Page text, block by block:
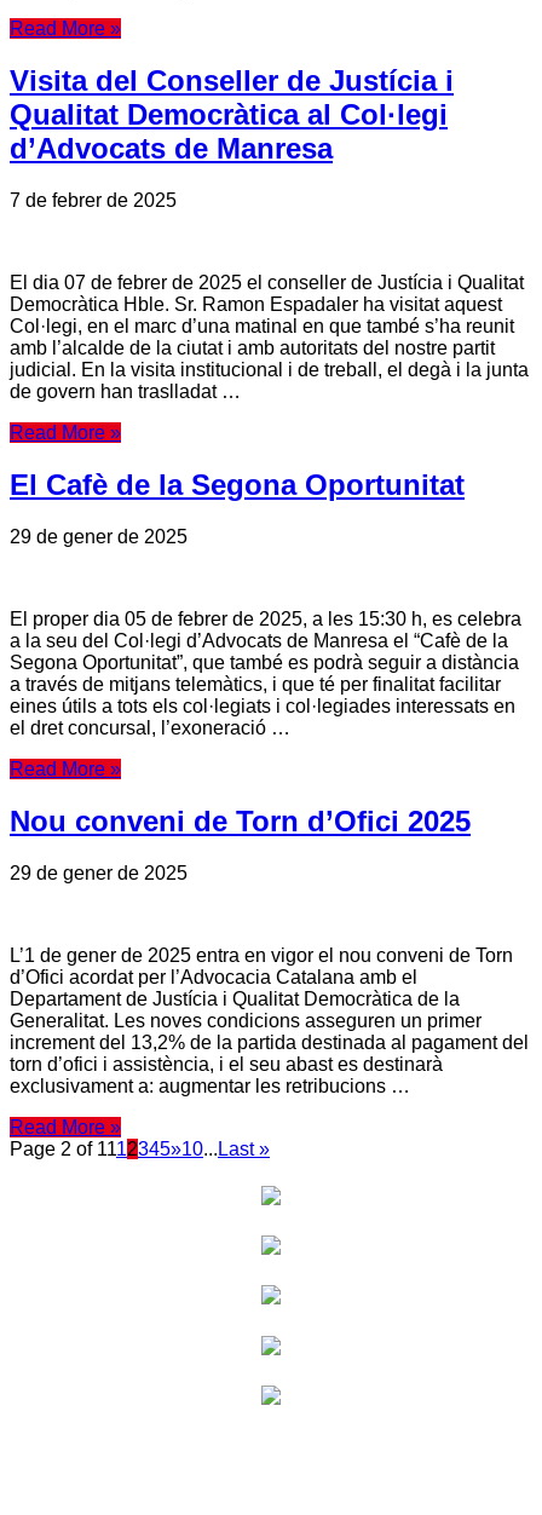
Read More »
Visita del Conseller de Justícia i
Qualitat Democràtica al Col·legi
d’Advocats de Manresa
7 de febrer de 2025
El dia 07 de febrer de 2025 el conseller de Justícia i Qualitat
Democràtica Hble. Sr. Ramon Espadaler ha visitat aquest
Col·legi, en el marc d’una matinal en que també s’ha reunit
amb l’alcalde de la ciutat i amb autoritats del nostre partit
judicial. En la visita institucional i de treball, el degà i la junta
de govern han traslladat …
Read More »
El Cafè de la Segona Oportunitat
29 de gener de 2025
El proper dia 05 de febrer de 2025, a les 15:30 h, es celebra
a la seu del Col·legi d’Advocats de Manresa el “Cafè de la
Segona Oportunitat”, que també es podrà seguir a distància
a través de mitjans telemàtics, i que té per finalitat facilitar
eines útils a tots els col·legiats i col·legiades interessats en
el dret concursal, l’exoneració …
Read More »
Nou conveni de Torn d’Ofici 2025
29 de gener de 2025
L’1 de gener de 2025 entra en vigor el nou conveni de Torn
d’Ofici acordat per l’Advocacia Catalana amb el
Departament de Justícia i Qualitat Democràtica de la
Generalitat. Les noves condicions asseguren un primer
increment del 13,2% de la partida destinada al pagament del
torn d’ofici i assistència, i el seu abast es destinarà
exclusivament a: augmentar les retribucions …
Read More »
Page 2 of 1112345»10... Last »